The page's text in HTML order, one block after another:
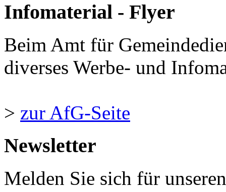
Infomaterial - Flyer
Beim Amt für
diverses Werbe- und
> zur AfG-Seite
Newsletter
Melden Sie sich für